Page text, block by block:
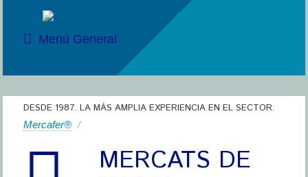
Menú General
DESDE 1987. LA MÁS AMPLIA EXPERIENCIA EN EL SECTOR.
Mercafer® /
MERCATS DE